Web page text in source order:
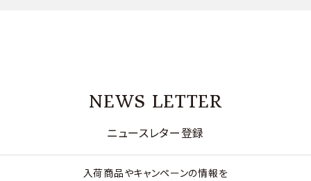
NEWS LETTER
ニュースレター登録
入荷商品やキャンペーンの情報を